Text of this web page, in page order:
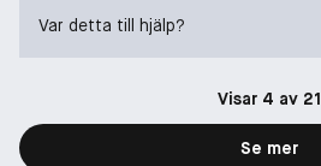
Var detta till hjälp?
Visar 4 av 21
Se mer